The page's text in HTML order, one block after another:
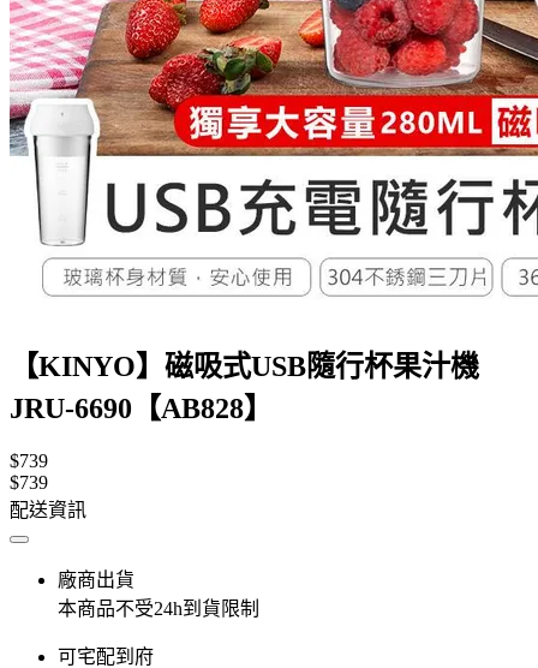
【KINYO】磁吸式USB隨行杯果汁機
JRU-6690【AB828】
$739
$739
配送資訊
廠商出貨
本商品不受24h到貨限制
可宅配到府